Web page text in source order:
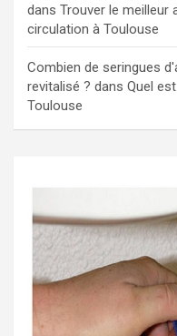
dans Trouver le meilleur
circulation à Toulouse
Combien de seringues
revitalisé ? dans Quel
Toulouse